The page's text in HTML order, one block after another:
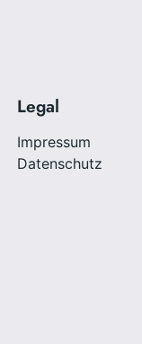
Legal
Impressum
Datenschutz